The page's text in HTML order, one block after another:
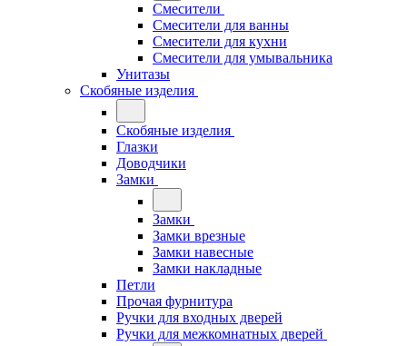
Смесители
Смесители для ванны
Смесители для кухни
Смесители для умывальника
Унитазы
Скобяные изделия
Скобяные изделия
Глазки
Доводчики
Замки
Замки
Замки врезные
Замки навесные
Замки накладные
Петли
Прочая фурнитура
Ручки для входных дверей
Ручки для межкомнатных дверей